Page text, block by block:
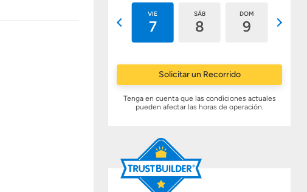
VIE
7
SÁB
8
DOM
9
Solicitar un Recorrido
Tenga en cuenta que las condiciones actuales
pueden afectar las horas de operación.